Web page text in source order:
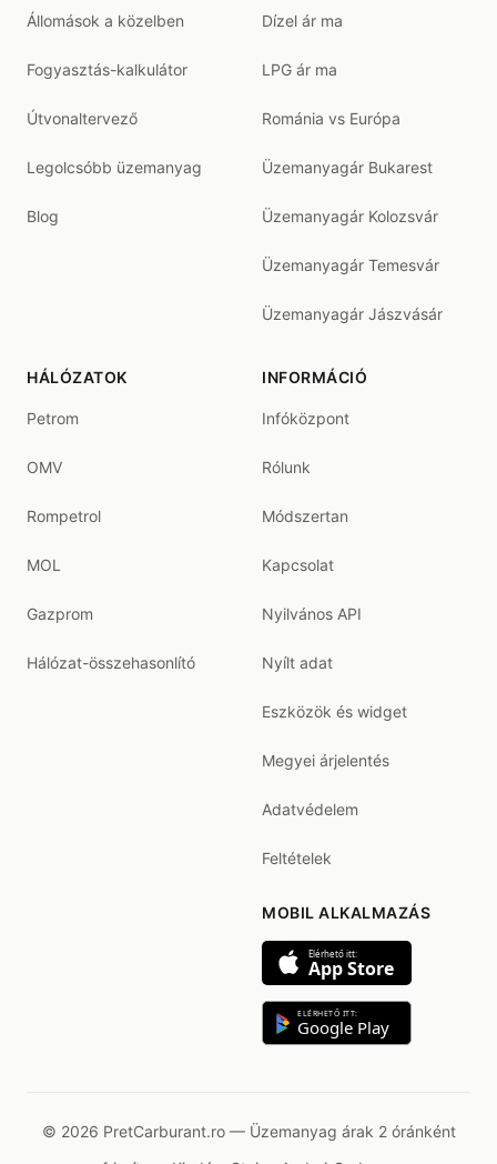
Állomások a közelben
Fogyasztás-kalkulátor
Útvonaltervező
Legolcsóbb üzemanyag
Blog
Dízel ár ma
LPG ár ma
Románia vs Európa
Üzemanyagár Bukarest
Üzemanyagár Kolozsvár
Üzemanyagár Temesvár
Üzemanyagár Jászvásár
HÁLÓZATOK
Petrom
OMV
Rompetrol
MOL
Gazprom
Hálózat-összehasonlító
INFORMÁCIÓ
Infóközpont
Rólunk
Módszertan
Kapcsolat
Nyilvános API
Nyílt adat
Eszközök és widget
Megyei árjelentés
Adatvédelem
Feltételek
MOBIL ALKALMAZÁS
Elérhető itt:
App Store
ELÉRHETŐ ITT:
Google Play
© 2026 PretCarburant.ro — Üzemanyag árak 2 óránként